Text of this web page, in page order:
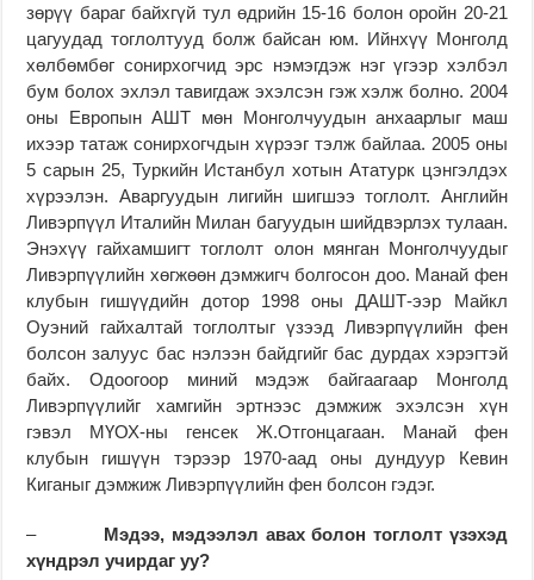
зөрүү бараг байхгүй тул өдрийн 15-16 болон оройн 20-21
цагуудад тоглолтууд болж байсан юм. Ийнхүү Монголд
хөлбөмбөг сонирхогчид эрс нэмэгдэж нэг үгээр хэлбэл
бум болох эхлэл тавигдаж эхэлсэн гэж хэлж болно. 2004
оны Европын АШТ мөн Монголчуудын анхаарлыг маш
ихээр татаж сонирхогчдын хүрээг тэлж байлаа. 2005 оны
5 сарын 25, Туркийн Истанбул хотын Ататурк цэнгэлдэх
хүрээлэн. Аваргуудын лигийн шигшээ тоглолт. Английн
Ливэрпүүл Италийн Милан багуудын шийдвэрлэх тулаан.
Энэхүү гайхамшигт тоглолт олон мянган Монголчуудыг
Ливэрпүүлийн хөгжөөн дэмжигч болгосон доо. Манай фен
клубын гишүүдийн дотор 1998 оны ДАШТ-ээр Майкл
Оуэний гайхалтай тоглолтыг үзээд Ливэрпүүлийн фен
болсон залуус бас нэлээн байдгийг бас дурдах хэрэгтэй
байх. Одоогоор миний мэдэж байгаагаар Монголд
Ливэрпүүлийг хамгийн эртнээс дэмжиж эхэлсэн хүн
гэвэл МҮОХ-ны генсек Ж.Отгонцагаан. Манай фен
клубын гишүүн тэрээр 1970-аад оны дундуур Кевин
Киганыг дэмжиж Ливэрпүүлийн фен болсон гэдэг.
– Мэдээ, мэдээлэл авах болон тоглолт үзэхэд
хүндрэл учирдаг уу?